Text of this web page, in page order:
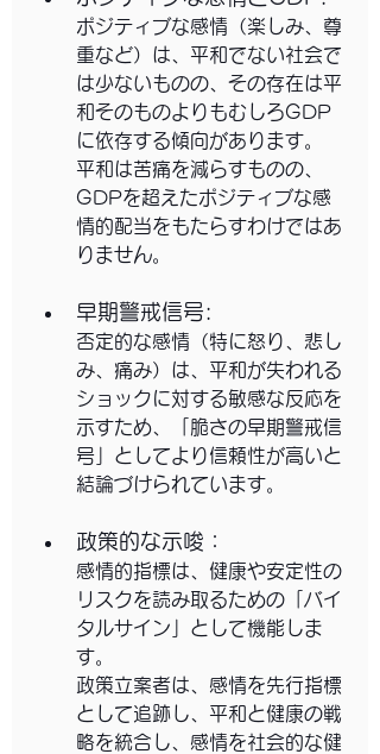
ポジティブな感情（楽しみ、尊
重など）は、平和でない社会で
は少ないものの、その存在は平
和そのものよりもむしろGDP
に依存する傾向があります。
平和は苦痛を減らすものの、
GDPを超えたポジティブな感
情的配当をもたらすわけではあ
りません。
早期警戒信号:
否定的な感情（特に怒り、悲し
み、痛み）は、平和が失われる
ショックに対する敏感な反応を
示すため、「脆さの早期警戒信
号」としてより信頼性が高いと
結論づけられています。
政策的な示唆：
感情的指標は、健康や安定性の
リスクを読み取るための「バイ
タルサイン」として機能しま
す。
政策立案者は、感情を先行指標
として追跡し、平和と健康の戦
略を統合し、感情を社会的な健